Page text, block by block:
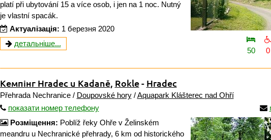
50 0
platí při ubytování 15 a více osob, i jen na 1 noc. Nutný
je vlastní spacák.
Актуалізація: 1 березня 2020
детальніше...
Кемпінг Hradec u Kadaně, Rokle- Hradec
Přehrada Nechranice / Doupovské hory/Aquapark Klášterec nad Ohří
показати номер телефону
Розміщення: Poblíž řeky Ohře v Želinském
meandru u Nechranické přehrady, 6 km od historického